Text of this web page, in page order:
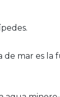
de mar es la